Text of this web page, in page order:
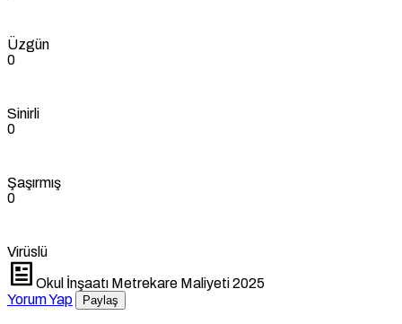
Üzgün
0
Sinirli
0
Şaşırmış
0
Virüslü
Okul İnşaatı Metrekare Maliyeti 2025
Yorum Yap
Paylaş